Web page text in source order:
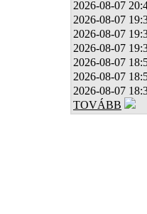
2026-08-07
2026-08-07
2026-08-07
2026-08-07
2026-08-07
2026-08-07
2026-08-07
TOVÁBB